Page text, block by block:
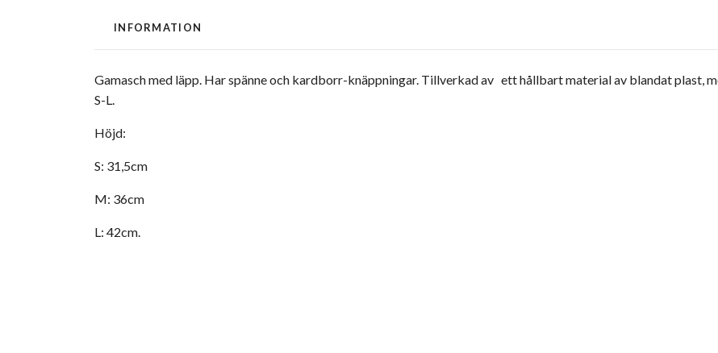
INFORMATION
Gamasch med läpp. Har spänne och kardborr-knäppningar. Tillverkad av ett hållbart material av blandat plast,
S-L.
Höjd:
S: 31,5cm
M: 36cm
L: 42cm.